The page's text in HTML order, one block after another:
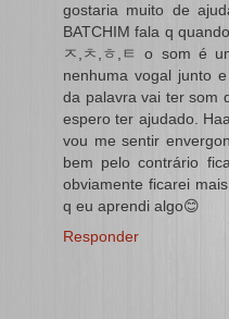
gostaria muito de
BATCHIM fala q
ㅈ,ㅊ,ㅎ,ㅌ o som é
nenhuma vogal junto
da palavra vai ter som
espero ter ajudado.
vou me sentir
bem pelo contrário
obviamente ficarei
q eu aprendi algo😊
Responder